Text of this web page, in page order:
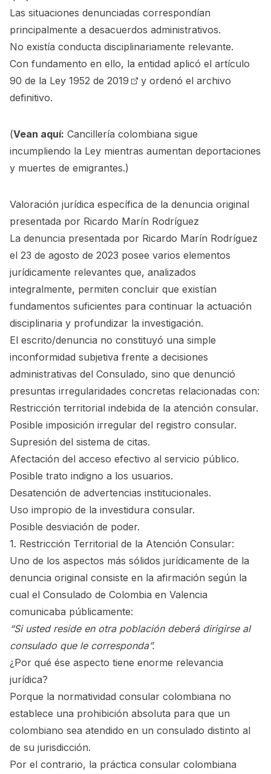
Las situaciones denunciadas correspondían
principalmente a desacuerdos administrativos.
No existía conducta disciplinariamente relevante.
Con fundamento en ello, la entidad aplicó el artículo
90 de la Ley 1952 de 2019
y ordenó el archivo
definitivo.
(Vean aquí: Cancillería colombiana sigue
incumpliendo la Ley mientras aumentan deportaciones
y muertes de emigrantes.)
Valoración jurídica específica de la denuncia original
presentada por Ricardo Marín Rodríguez
La denuncia presentada por Ricardo Marín Rodríguez
el 23 de agosto de 2023 posee varios elementos
jurídicamente relevantes que, analizados
integralmente, permiten concluir que existían
fundamentos suficientes para continuar la actuación
disciplinaria y profundizar la investigación.
El escrito/denuncia no constituyó una simple
inconformidad subjetiva frente a decisiones
administrativas del Consulado, sino que denunció
presuntas irregularidades concretas relacionadas con:
Restricción territorial indebida de la atención consular.
Posible imposición irregular del registro consular.
Supresión del sistema de citas.
Afectación del acceso efectivo al servicio público.
Posible trato indigno a los usuarios.
Desatención de advertencias institucionales.
Uso impropio de la investidura consular.
Posible desviación de poder.
1. Restricción Territorial de la Atención Consular:
Uno de los aspectos más sólidos jurídicamente de la
denuncia original consiste en la afirmación según la
cual el Consulado de Colombia en Valencia
comunicaba públicamente:
“Si usted reside en otra población deberá dirigirse al
consulado que le corresponda”.
¿Por qué ése aspecto tiene enorme relevancia
jurídica?
Porque la normatividad consular colombiana no
establece una prohibición absoluta para que un
colombiano sea atendido en un consulado distinto al
de su jurisdicción.
Por el contrario, la práctica consular colombiana